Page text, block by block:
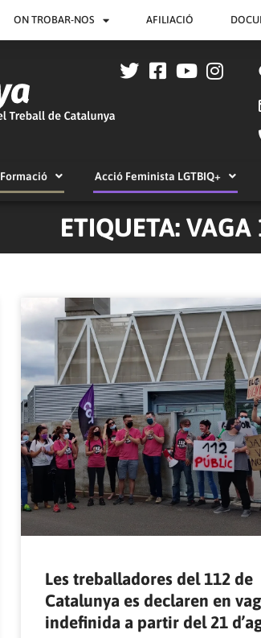
ON TROBAR-NOS AFILIACIÓ
Formació Acció Feminista LGTBIQ+
ETIQUETA: VAGA
Les treballadores del 112 de
Catalunya es declaren en
indefinida a partir del 21